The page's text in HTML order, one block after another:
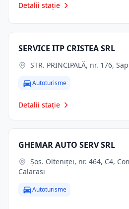
Detalii stație
SERVICE ITP CRISTEA SRL
STR. PRINCIPALĂ, nr. 176,
Autoturisme
Detalii stație
GHEMAR AUTO SERV SRL
Calarasi
Autoturisme